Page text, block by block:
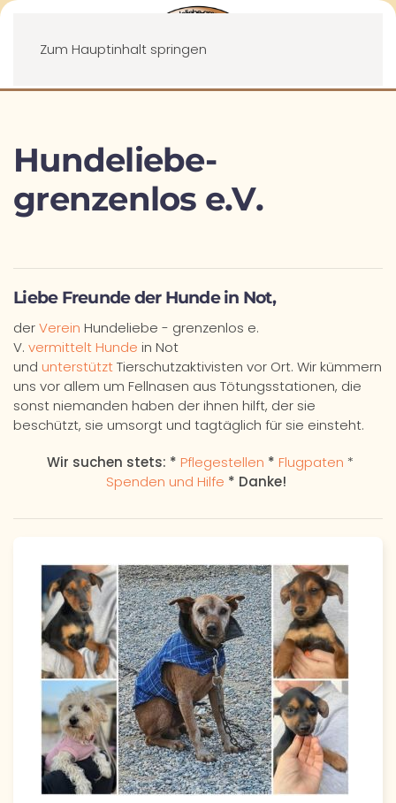
Zum Hauptinhalt springen
Menü
Hundeliebe-
grenzenlos e.V.
Liebe Freunde der Hunde in Not,
derVerein Hundeliebe - grenzenlos e.
V. vermittelt Hunde in Not
und unterstütztTierschutzaktivisten vor Ort. Wir kümmern
uns vor allem um Fellnasen aus Tötungsstationen, die
sonst niemanden haben der ihnen hilft, der sie
beschützt, sie umsorgt und tagtäglich für sie einsteht.
Wir suchen stets: * Pflegestellen * Flugpaten *
Spenden und Hilfe * Danke!